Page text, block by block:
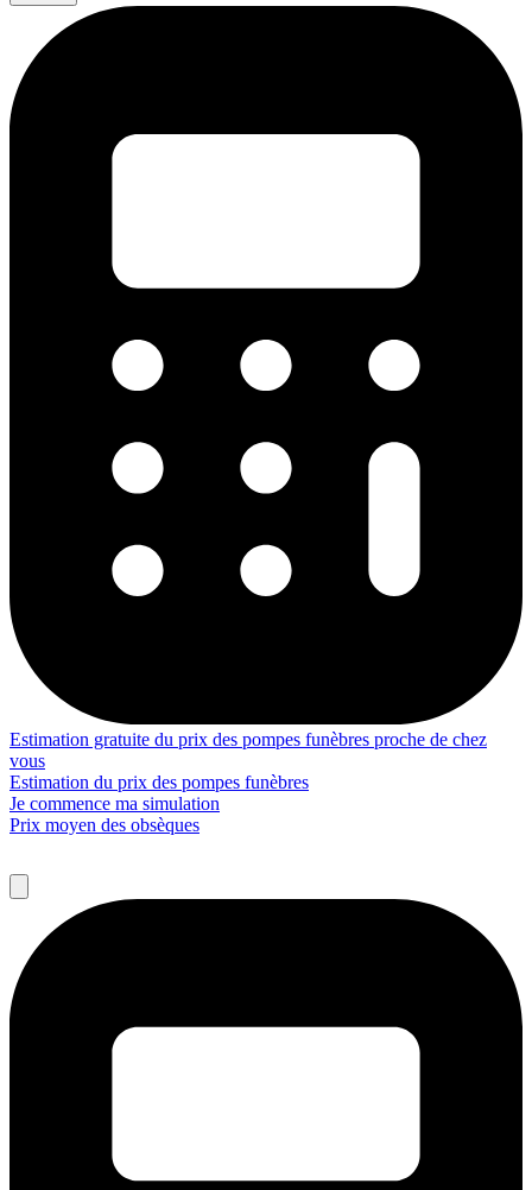
Estimation gratuite du prix des pompes funèbres proche de chez
vous
Estimation du prix des pompes funèbres
Je commence ma simulation
Prix moyen des obsèques